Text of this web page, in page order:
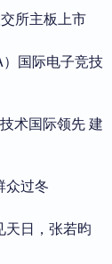
所主板上市
国际电子竞技
术国际领先 建
众过冬
天日，张若昀